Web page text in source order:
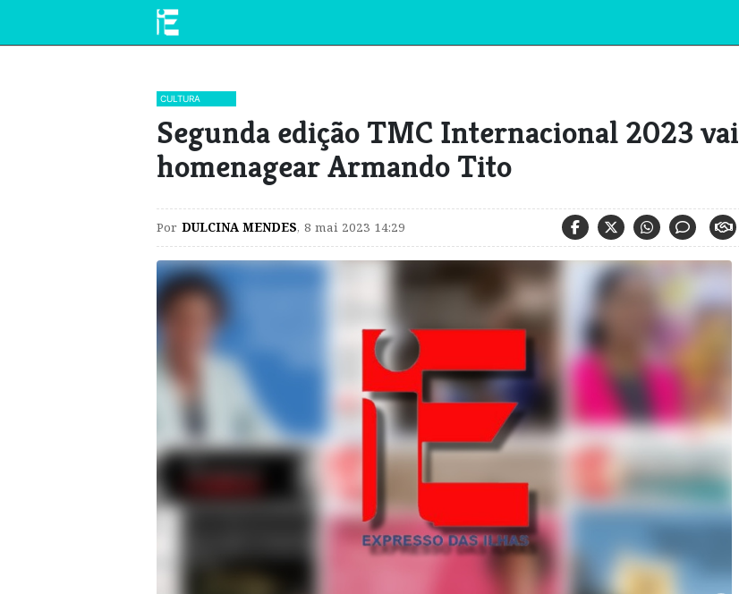
CULTURA
​Segunda edição TMC Internacional 2023 vai
homenagear Armando Tito
Por DULCINA MENDES, 8 mai 2023 14:29